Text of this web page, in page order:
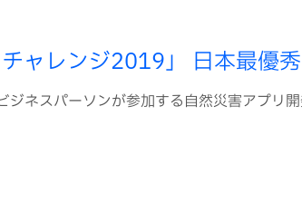
ャレンジ2019」 日本最優
ネスパーソンが参加する自然災害アプリ